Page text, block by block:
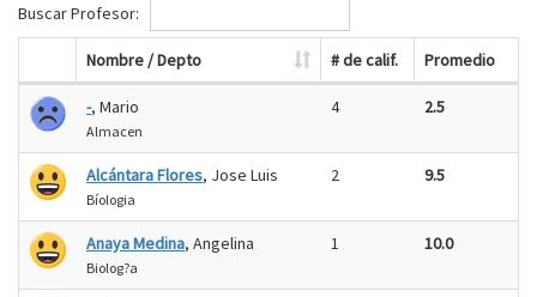
Buscar Profesor:
Nombre / Depto # de calif. Promedio
-, Mario
Almacen
4 2.5
Alcántara Flores, Jose Luis
Bíologia
2 9.5
Anaya Medina, Angelina
Biolog?a
1 10.0